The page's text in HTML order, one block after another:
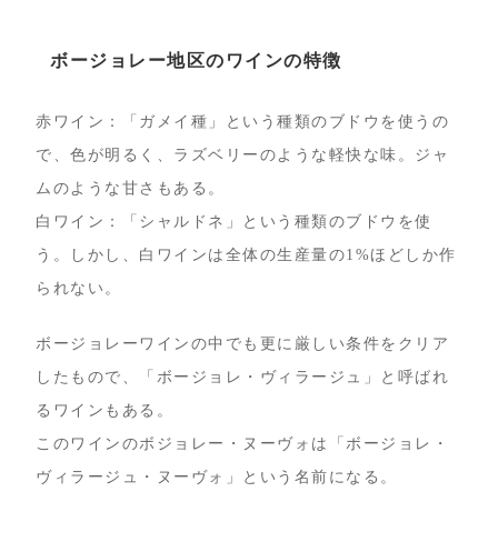
ボージョレー地区のワインの特徴
赤ワイン：「ガメイ種」という種類のブドウを使うの
で、色が明るく、ラズベリーのような軽快な味。ジャ
ムのような甘さもある。
白ワイン：「シャルドネ」という種類のブドウを使
う。しかし、白ワインは全体の生産量の1%ほどしか作
られない。
ボージョレーワインの中でも更に厳しい条件をクリア
したもので、「ボージョレ・ヴィラージュ」と呼ばれ
るワインもある。
このワインのボジョレー・ヌーヴォは「ボージョレ・
ヴィラージュ・ヌーヴォ」という名前になる。